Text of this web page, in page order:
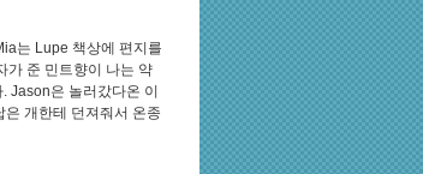
는 Lupe 책상에 편지를
가 준 민트향이 나는 약
Jason은 놀러갔다온 이
개한테 던져줘서 온종